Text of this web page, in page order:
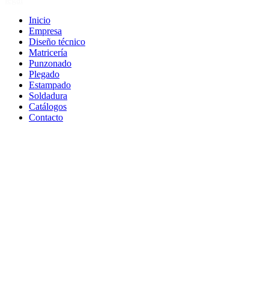
Inicio
Empresa
Diseño técnico
Matricería
Punzonado
Plegado
Estampado
Soldadura
Catálogos
Contacto